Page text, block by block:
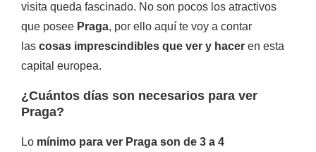
visita queda fascinado. No son pocos los atractivos
que posee Praga, por ello aquí te voy a contar
las cosas imprescindibles que ver y hacer en esta
capital europea.
¿Cuántos días son necesarios para ver
Praga?
Lo mínimo para ver Praga son de 3 a 4